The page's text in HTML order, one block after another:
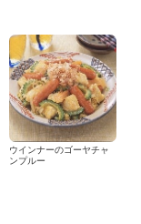
ウインナーのゴーヤチャ
ンプルー